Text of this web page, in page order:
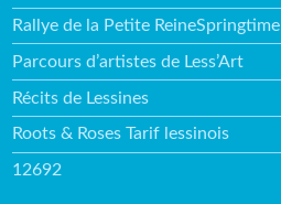
Rallye de la Petite ReineSpringtime
Parcours d’artistes de Less’Art
Récits de Lessines
Roots & Roses Tarif lessinois
12692